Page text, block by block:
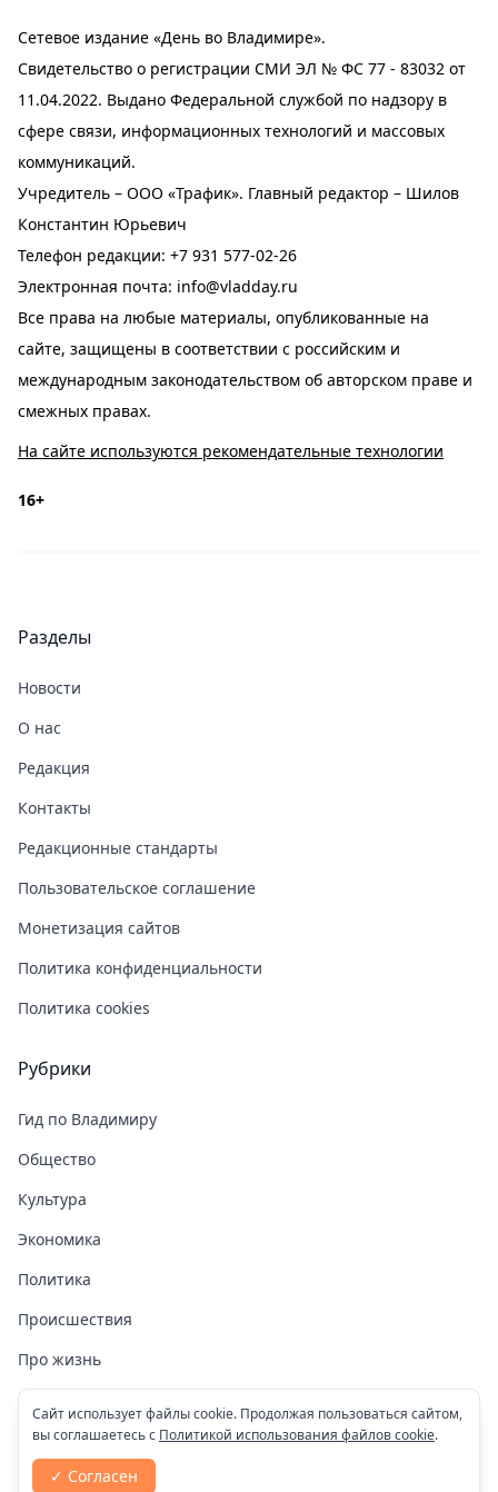
Сетевое издание «День во Владимире».
Свидетельство о регистрации СМИ ЭЛ № ФС 77 - 83032 от
11.04.2022. Выдано Федеральной службой по надзору в
сфере связи, информационных технологий и массовых
коммуникаций.
Учредитель – ООО «Трафик». Главный редактор – Шилов
Константин Юрьевич
Телефон редакции: +7 931 577-02-26
Электронная почта: info@vladday.ru
Все права на любые материалы, опубликованные на
сайте, защищены в соответствии с российским и
международным законодательством об авторском праве и
смежных правах.
На сайте используются рекомендательные технологии
16+
Разделы
Новости
О нас
Редакция
Контакты
Редакционные стандарты
Пользовательское соглашение
Монетизация сайтов
Политика конфиденциальности
Политика cookies
Рубрики
Гид по Владимиру
Общество
Культура
Экономика
Политика
Происшествия
Про жизнь
Здоровье
COVID-19
Спорт
Сайт использует файлы cookie. Продолжая пользоваться сайтом,
вы соглашаетесь с Политикой использования файлов cookie.
✓ Согласен